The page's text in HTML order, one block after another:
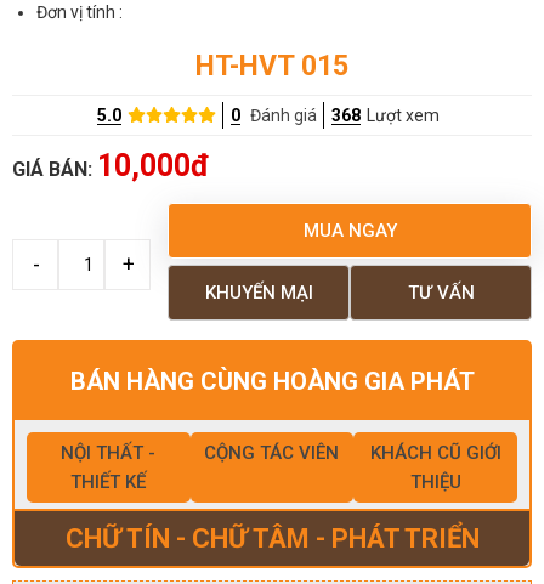
Đơn vị tính :
HT-HVT 015
5.0 0 Đánh giá 368 Lượt xem
GIÁ BÁN: 10,000đ
MUA NGAY
TƯ VẤN
KHUYẾN MẠI
BÁN HÀNG CÙNG HOÀNG GIA PHÁT
NỘI THẤT -
THIẾT KẾ
CỘNG TÁC VIÊN
KHÁCH CŨ GIỚI
THIỆU
CHỮ TÍN - CHỮ TÂM - PHÁT TRIỂN